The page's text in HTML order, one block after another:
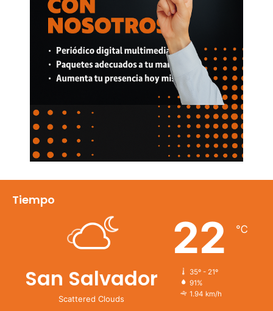
Tiempo
San Salvador
Scattered Clouds
22 ℃
35º - 21º
91%
1.94 km/h